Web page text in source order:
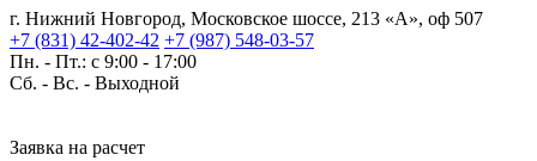
г. Нижний Новгород, Московское шоссе, 213 «А», оф 507
+7 (831) 42-402-42 +7 (987) 548-03-57
Пн. - Пт.: с 9:00 - 17:00
Сб. - Вс. - Выходной
Заявка на расчет